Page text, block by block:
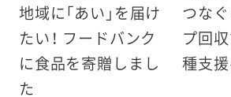
地域に「あい」を届け
たい！ フードバンク
に食品を寄贈しまし
た
つなぐ
プ回
種支